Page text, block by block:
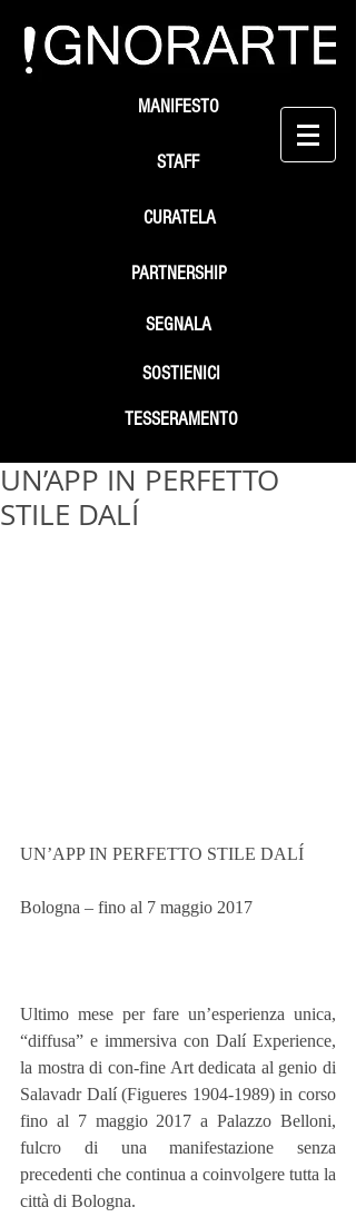
STAFF
SEGNALA
SOSTIENICI
MANIFESTO
PARTNERSHIP
TESSERAMENTO
CURATELA
UN’APP IN PERFETTO
STILE DALÍ
UN’APP IN PERFETTO STILE DALÍ
Bologna – fino al 7 maggio 2017
Ultimo mese per fare un’esperienza unica,
“diffusa” e immersiva con Dalí Experience,
la mostra di con-fine Art dedicata al genio di
Salavadr Dalí (Figueres 1904-1989) in corso
fino al 7 maggio 2017 a Palazzo Belloni,
fulcro di una manifestazione senza
precedenti che continua a coinvolgere tutta la
città di Bologna.